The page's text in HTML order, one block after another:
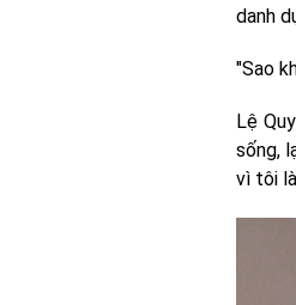
danh
"Sao
Lệ
sống,
vì tôi